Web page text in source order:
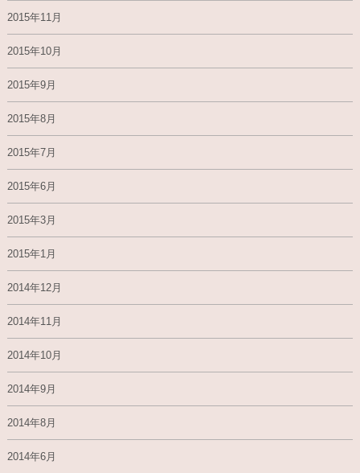
2015年11月
2015年10月
2015年9月
2015年8月
2015年7月
2015年6月
2015年3月
2015年1月
2014年12月
2014年11月
2014年10月
2014年9月
2014年8月
2014年6月